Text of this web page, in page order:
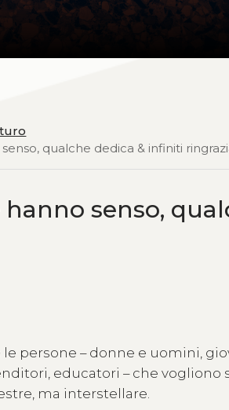
qualche dedica & infiniti
senso,
persone – donne e uomini,
educatori – che vogliono
ma interstellare.